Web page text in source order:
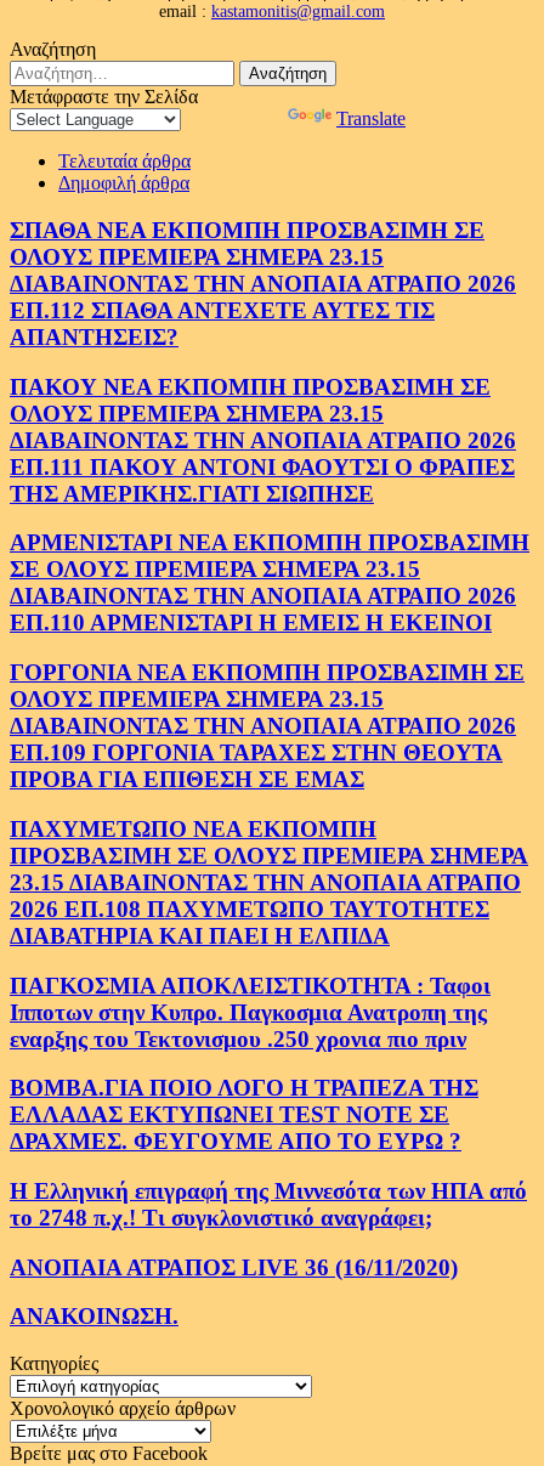
email : kastamonitis@gmail.com
Αναζήτηση
Αναζήτηση
για:
Μετάφραστε την Σελίδα
Translate
Τελευταία άρθρα
Δημοφιλή άρθρα
ΣΠΑΘΑ ΝΕΑ ΕΚΠΟΜΠΗ ΠΡΟΣΒΑΣΙΜΗ ΣΕ
ΟΛΟΥΣ ΠΡΕΜΙΕΡΑ ΣΗΜΕΡΑ 23.15
ΔΙΑΒΑΙΝΟΝΤΑΣ ΤΗΝ ΑΝΟΠΑΙΑ ΑΤΡΑΠΟ 2026
ΕΠ.112 ΣΠΑΘΑ ΑΝΤΕΧΕΤΕ ΑΥΤΕΣ ΤΙΣ
ΑΠΑΝΤΗΣΕΙΣ?
ΠΑΚΟΥ ΝΕΑ ΕΚΠΟΜΠΗ ΠΡΟΣΒΑΣΙΜΗ ΣΕ
ΟΛΟΥΣ ΠΡΕΜΙΕΡΑ ΣΗΜΕΡΑ 23.15
ΔΙΑΒΑΙΝΟΝΤΑΣ ΤΗΝ ΑΝΟΠΑΙΑ ΑΤΡΑΠΟ 2026
ΕΠ.111 ΠΑΚΟΥ ΑΝΤΟΝΙ ΦΑΟΥΤΣΙ Ο ΦΡΑΠΕΣ
ΤΗΣ ΑΜΕΡΙΚΗΣ.ΓΙΑΤΙ ΣΙΩΠΗΣΕ
ΑΡΜΕΝΙΣΤΑΡΙ ΝΕΑ ΕΚΠΟΜΠΗ ΠΡΟΣΒΑΣΙΜΗ
ΣΕ ΟΛΟΥΣ ΠΡΕΜΙΕΡΑ ΣΗΜΕΡΑ 23.15
ΔΙΑΒΑΙΝΟΝΤΑΣ ΤΗΝ ΑΝΟΠΑΙΑ ΑΤΡΑΠΟ 2026
ΕΠ.110 ΑΡΜΕΝΙΣΤΑΡΙ Η ΕΜΕΙΣ Η ΕΚΕΙΝΟΙ
ΓΟΡΓΟΝΙΑ ΝΕΑ ΕΚΠΟΜΠΗ ΠΡΟΣΒΑΣΙΜΗ ΣΕ
ΟΛΟΥΣ ΠΡΕΜΙΕΡΑ ΣΗΜΕΡΑ 23.15
ΔΙΑΒΑΙΝΟΝΤΑΣ ΤΗΝ ΑΝΟΠΑΙΑ ΑΤΡΑΠΟ 2026
ΕΠ.109 ΓΟΡΓΟΝΙΑ ΤΑΡΑΧΕΣ ΣΤΗΝ ΘΕΟΥΤΑ
ΠΡΟΒΑ ΓΙΑ ΕΠΙΘΕΣΗ ΣΕ ΕΜΑΣ
ΠΑΧΥΜΕΤΩΠΟ ΝΕΑ ΕΚΠΟΜΠΗ
ΠΡΟΣΒΑΣΙΜΗ ΣΕ ΟΛΟΥΣ ΠΡΕΜΙΕΡΑ ΣΗΜΕΡΑ
23.15 ΔΙΑΒΑΙΝΟΝΤΑΣ ΤΗΝ ΑΝΟΠΑΙΑ ΑΤΡΑΠΟ
2026 ΕΠ.108 ΠΑΧΥΜΕΤΩΠΟ ΤΑΥΤΟΤΗΤΕΣ
ΔΙΑΒΑΤΗΡΙΑ ΚΑΙ ΠΑΕΙ Η ΕΛΠΙΔΑ
ΠΑΓΚΟΣΜΙΑ ΑΠΟΚΛΕΙΣΤΙΚΟΤΗΤΑ : Ταφοι
Ιπποτων στην Κυπρο. Παγκοσμια Ανατροπη της
εναρξης του Τεκτονισμου .250 χρονια πιο πριν
ΒΟΜΒΑ.ΓΙΑ ΠΟΙΟ ΛΟΓΟ Η ΤΡΑΠΕΖΑ ΤΗΣ
ΕΛΛΑΔΑΣ ΕΚΤΥΠΩΝΕΙ TEST NOTE ΣΕ
ΔΡΑΧΜΕΣ. ΦΕΥΓΟΥΜΕ ΑΠΟ ΤΟ ΕΥΡΩ ?
Η Ελληνική επιγραφή της Μιννεσότα των ΗΠΑ από
το 2748 π.χ.! Τι συγκλονιστικό αναγράφει;
ΑΝΟΠΑΙΑ ΑΤΡΑΠΟΣ LIVE 36 (16/11/2020)
ΑΝΑΚΟΙΝΩΣΗ.
Κατηγορίες
Κατηγορίες
Χρονολογικό αρχείο άρθρων
Χρονολογικό
αρχείο
Βρείτε μας στο Facebook